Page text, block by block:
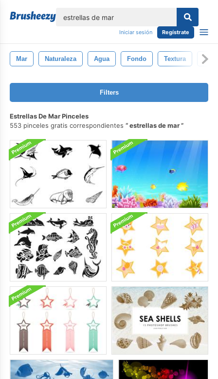
Iniciar sesión Regístrate
Mar Naturaleza Agua Fondo Textura Azul
Filters
Estrellas De Mar Pinceles
553 pinceles gratis correspondientes
estrellas de mar